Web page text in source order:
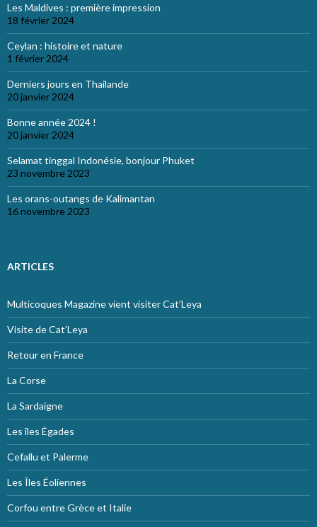
Les Maldives : première impression
18 février 2024
Ceylan : histoire et nature
1 février 2024
Derniers jours en Thailande
20 janvier 2024
Bonne année 2024 !
20 janvier 2024
Selamat tinggal Indonésie, bonjour Phuket
23 novembre 2023
Les orans-outangs de Kalimantan
16 novembre 2023
ARTICLES
Multicoques Magazine vient visiter Cat’Leya
Visite de Cat’Leya
Retour en France
La Corse
La Sardaigne
Les îles Égades
Cefallu et Palerme
Les Îles Éoliennes
Corfou entre Grèce et Italie